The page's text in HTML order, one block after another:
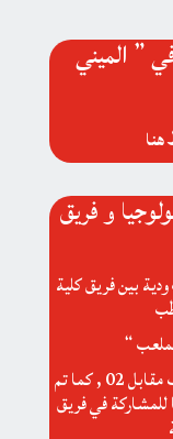
” الميني
و فريق
مارس 2024 مبارات ودية بين فريق كلية
“
حيث فاز فريق كلية التكنولوجيا ب 04 اهداف مقابل 02 , كما تم
للمشاركة في فريق